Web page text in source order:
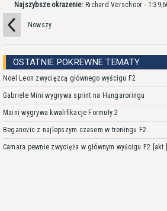
Najszybsze okrażenie:Richard Verschoor -
Nowszy
OSTATNIE POKREWNE TEMATY
Noel Leon zwycięzcą głównego wyścigu F2
Gabriele Mini wygrywa sprint na Hungaroringu
Maini wygrywa kwalifikacje Formuły 2
Beganovic z najlepszym czasem w treningu F2
Camara pewnie zwycięża w głównym wyścigu F2 [akt.]